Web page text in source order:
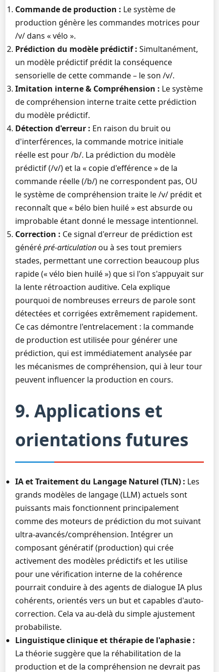
Commande de production : Le système de
production génère les commandes motrices pour
/v/ dans « vélo ».
Prédiction du modèle prédictif : Simultanément,
un modèle prédictif prédit la conséquence
sensorielle de cette commande – le son /v/.
Imitation interne & Compréhension : Le système
de compréhension interne traite cette prédiction
du modèle prédictif.
Détection d'erreur : En raison du bruit ou
d'interférences, la commande motrice initiale
réelle est pour /b/. La prédiction du modèle
prédictif (/v/) et la « copie d'efférence » de la
commande réelle (/b/) ne correspondent pas, OU
le système de compréhension traite le /v/ prédit et
reconnaît que « bélo bien huilé » est absurde ou
improbable étant donné le message intentionnel.
Correction : Ce signal d'erreur de prédiction est
générépré-articulationou à ses tout premiers
stades, permettant une correction beaucoup plus
rapide (« vélo bien huilé ») que si l'on s'appuyait sur
la lente rétroaction auditive. Cela explique
pourquoi de nombreuses erreurs de parole sont
détectées et corrigées extrêmement rapidement.
Ce cas démontre l'entrelacement : la commande
de production est utilisée pour générer une
prédiction, qui est immédiatement analysée par
les mécanismes de compréhension, qui à leur tour
peuvent influencer la production en cours.
9. Applications et
orientations futures
IA et Traitement du Langage Naturel (TLN) : Les
grands modèles de langage (LLM) actuels sont
puissants mais fonctionnent principalement
comme des moteurs de prédiction du mot suivant
ultra-avancés/compréhension. Intégrer un
composant génératif (production) qui crée
activement des modèles prédictifs et les utilise
pour une vérification interne de la cohérence
pourrait conduire à des agents de dialogue IA plus
cohérents, orientés vers un but et capables d'auto-
correction. Cela va au-delà du simple ajustement
probabiliste.
Linguistique clinique et thérapie de l'aphasie :
La théorie suggère que la réhabilitation de la
production et de la compréhension ne devrait pas